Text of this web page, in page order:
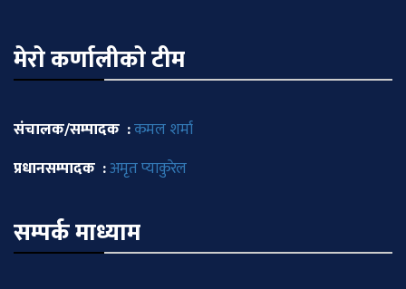
मेराे कर्णालीकाे टीम
संचालक/सम्पादक :कमल शर्मा
प्रधानसम्पादक :अमृत प्याकुरेल
सम्पर्क माध्याम